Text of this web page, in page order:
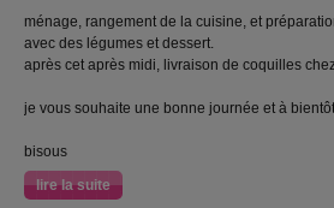
ménage, rangement de la cuisine, et
avec des légumes et dessert.
après cet après midi, livraison de coquilles
je vous souhaite une bonne journée et à bientôt
bisous
lire la suite